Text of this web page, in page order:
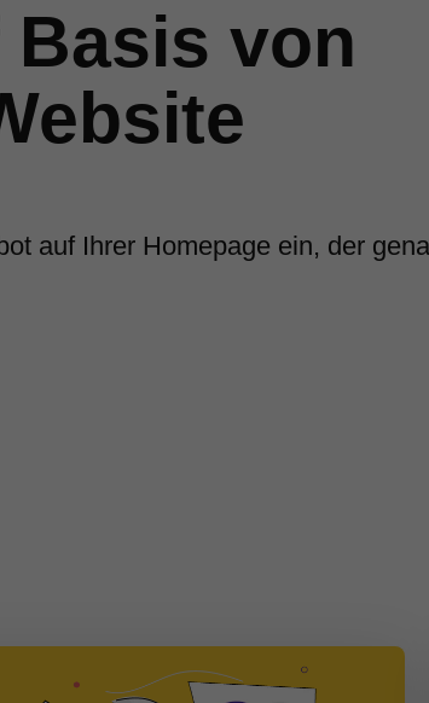
Basis von
auf Ihrer Homepage ein, der